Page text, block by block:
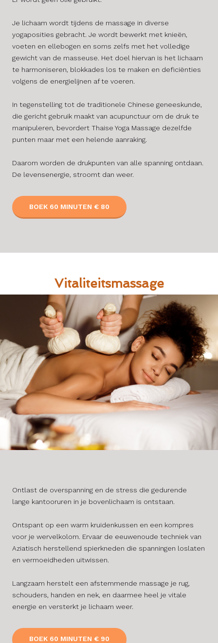
Je lichaam wordt tijdens de massage in diverse
yogaposities gebracht. Je wordt bewerkt met knieën,
voeten en ellebogen en soms zelfs met het volledige
gewicht van de masseuse. Het doel hiervan is het lichaam
te harmoniseren, blokkades los te maken en deficiënties
volgens de energielijnen af te voeren.
In tegenstelling tot de traditionele Chinese geneeskunde,
die gericht gebruik maakt van acupunctuur om de druk te
manipuleren, bevordert Thaise Yoga Massage dezelfde
punten maar met een helende aanraking.
Daarom worden de drukpunten van alle spanning ontdaan.
De levensenergie, stroomt dan weer.
BOEK 60 MINUTEN € 80
Vitaliteitsmassage
Ontlast de overspanning en de stress die gedurende
lange kantooruren in je bovenlichaam is ontstaan.
Ontspant op een warm kruidenkussen en een kompres
voor je wervelkolom. Ervaar de eeuwenoude techniek van
Aziatisch herstellend spierkneden die spanningen loslaten
en vermoeidheden uitwissen.
Langzaam herstelt een afstemmende massage je rug,
schouders, handen en nek, en daarmee heel je vitale
energie en versterkt je lichaam weer.
BOEK 60 MINUTEN € 90